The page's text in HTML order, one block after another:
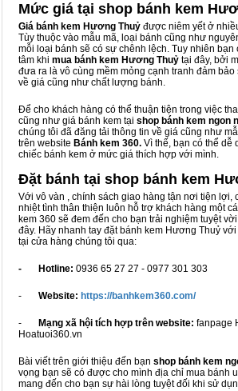
Mức giá tại shop bánh kem
Giá bánh kem Hương Thuỷ được niêm yết ở
Tùy thuộc vào mẫu mã, loại bánh cũng như
mỗi loại bánh sẽ có sự chênh lệch. Tuy nhiên bạn
tâm khi mua bánh kem Hương Thuỷ tại đây, bởi
đưa ra là vô cùng mềm mỏng cạnh tranh đảm
về giá cũng như chất lượng bánh.
Để cho khách hàng có thể thuận tiện trong việc
cũng như giá bánh kem tại shop bánh kem ngon
chúng tôi đã đăng tải thông tin về giá cũng như
trên website Bánh kem 360. Vì thế, bạn có thể dễ
chiếc bánh kem ở mức giá thích hợp với mình.
Đặt bánh tại shop bánh kem
Với vô vàn , chính sách giao hàng tận nơi tiện lợi,
nhiệt tình thân thiện luôn hỗ trợ khách hàng một
kem 360 sẽ đem đến cho bạn trải nghiệm tuyệt
đây. Hãy nhanh tay đặt bánh kem Hương Thuỷ
tại cửa hàng chúng tôi qua:
- Hotline: 0936 65 27 27 - 0977 301 303
- Website: https://banhkem360.com/
- Mạng xã hội tích hợp trên website: fanpage
Hoatuoi360.vn
Bài viết trên giới thiệu đến bạn shop bánh kem
vọng bạn sẽ có được cho mình địa chỉ mua bánh
mang đến cho bạn sự hài lòng tuyệt đối khi sử